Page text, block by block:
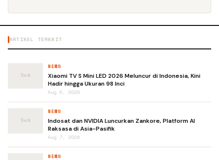
ARTIKEL TERKAIT
NEWS
Xiaomi TV S Mini LED 2026 Meluncur di Indonesia, Kini
Hadir hingga Ukuran 98 Inci
Aug 6, 2026
NEWS
Indosat dan NVIDIA Luncurkan Zankore, Platform AI
Raksasa di Asia-Pasifik
Aug 7, 2026
NEWS